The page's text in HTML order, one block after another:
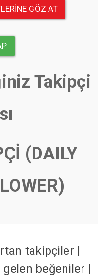
GÖZ AT
Takipçi
(DAILY
takipçiler |
beğeniler |